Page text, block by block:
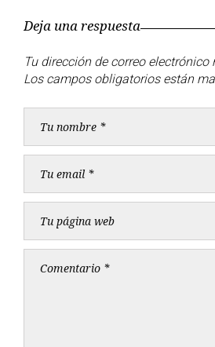
entradas
Deja una respuesta
Tu dirección de correo electrónico
Los campos obligatorios están